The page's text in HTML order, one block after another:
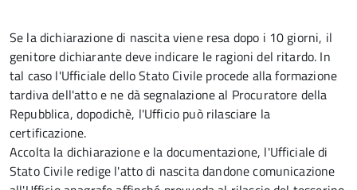
Se la dichiarazione di nascita viene resa dopo i 10 giorni, il
genitore dichiarante deve indicare le ragioni del ritardo. In
tal caso l'Ufficiale dello Stato Civile procede alla formazione
tardiva dell'atto e ne dà segnalazione al Procuratore della
Repubblica, dopodichè, l'Ufficio può rilasciare la
certificazione.
Accolta la dichiarazione e la documentazione, l'Ufficiale di
Stato Civile redige l'atto di nascita dandone comunicazione